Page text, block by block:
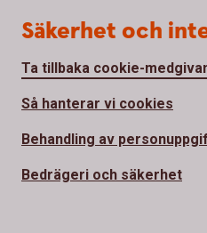
Säkerhet och
Ta tillbaka cookie-
Så hanterar vi cookies
Behandling av
Bedrägeri och säkerhet